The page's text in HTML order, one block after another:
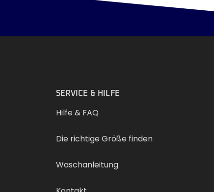
SERVICE & HILFE
Hilfe & FAQ
Die richtige Größe finden
Waschanleitung